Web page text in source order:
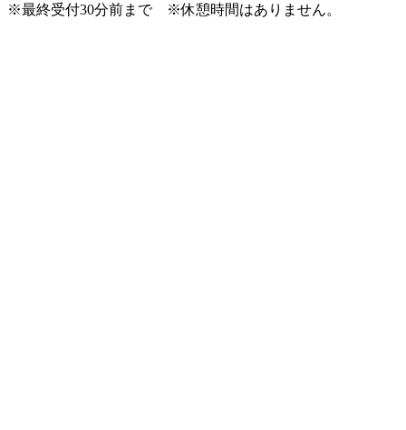
※最終受付30分前まで
※休憩時間はありません。